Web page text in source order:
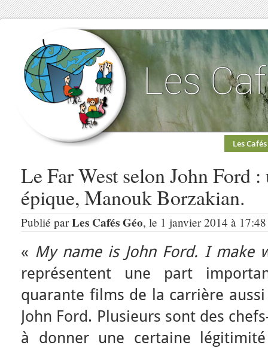
Les Cafés
Le Far West selon John Ford
épique, Manouk Borzakian.
Publié parLes Cafés Géo, le 1 janvier 2014 à
« My name is John Ford. I make
représentent une part
quarante films de la carrière aussi
John Ford. Plusieurs sont des
à donner une certaine